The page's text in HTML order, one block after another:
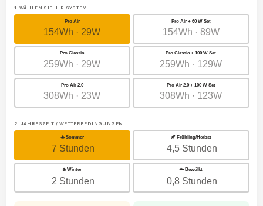
1. WÄHLEN SIE IHR SYSTEM
Pro Air
154Wh · 29W
Pro Air + 60 W Set
154Wh · 89W
Pro Classic
259Wh · 29W
Pro Classic + 100 W Set
259Wh · 129W
Pro Air 2.0
308Wh · 23W
Pro Air 2.0 + 100 W Set
308Wh · 123W
2. JAHRESZEIT / WETTERBEDINGUNGEN
☀️ Sommer
7 Stunden
🍂 Frühling/Herbst
4,5 Stunden
❄️ Winter
2 Stunden
☁️ Bewölkt
0,8 Stunden